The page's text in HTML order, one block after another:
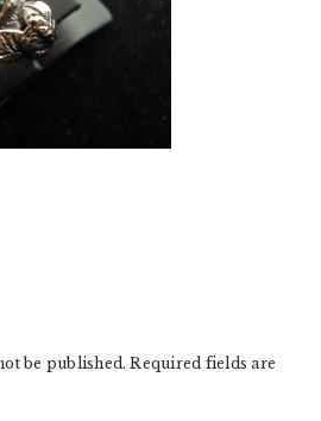
be published. Required fields are